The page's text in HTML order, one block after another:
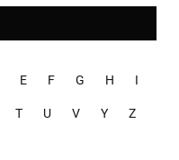
E F G H I
T U V Y Z